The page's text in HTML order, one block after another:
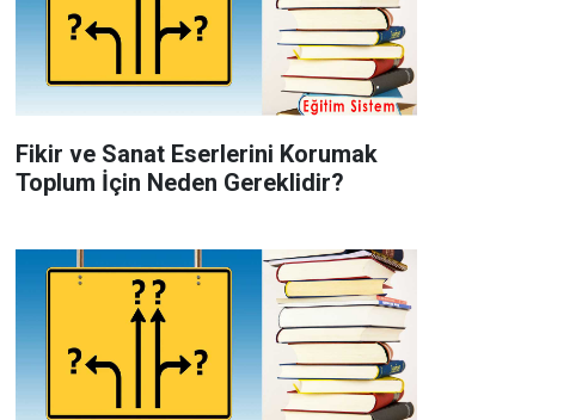
Fikir ve Sanat Eserlerini Korumak
Toplum İçin Neden Gereklidir?